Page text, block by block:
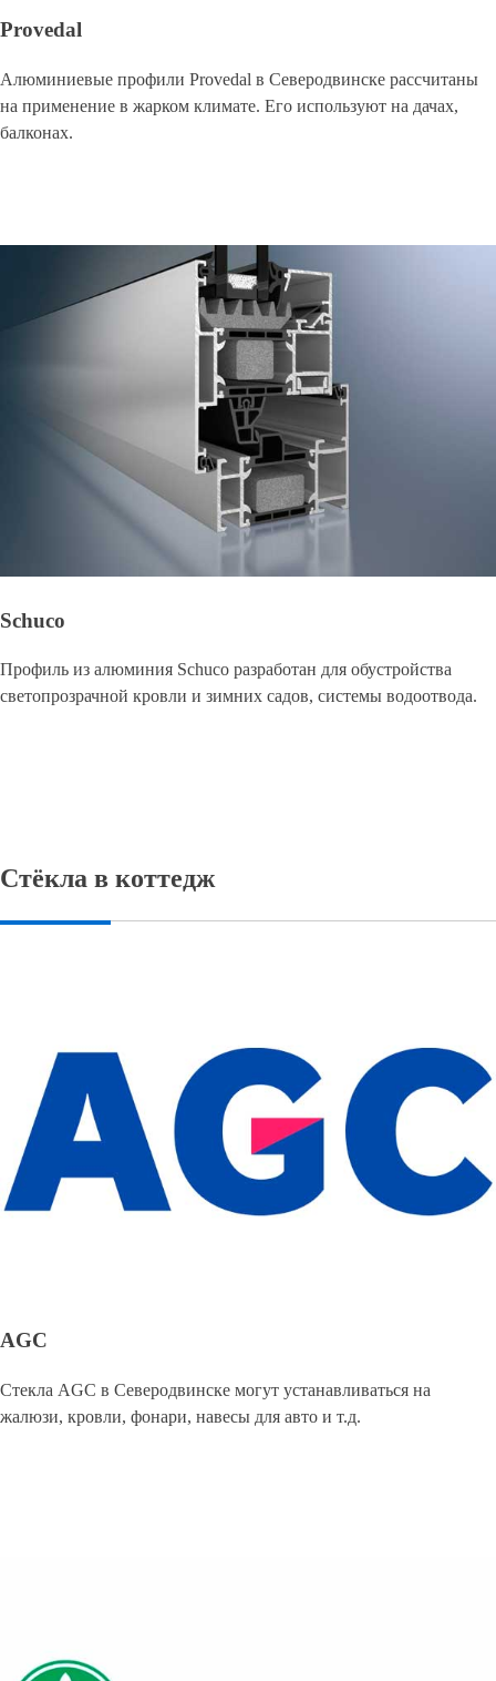
Provedal
Алюминиевые профили Provedal в Северодвинске рассчитаны
на применение в жарком климате. Его используют на дачах,
балконах.
Schuco
Профиль из алюминия Schuco разработан для обустройства
светопрозрачной кровли и зимних садов, системы водоотвода.
Стёкла в коттедж
AGC
Стекла AGC в Северодвинске могут устанавливаться на
жалюзи, кровли, фонари, навесы для авто и т.д.